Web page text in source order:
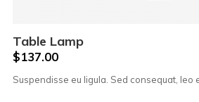
Table Lamp
$137.00
Suspendisse eu ligula. Sed consequat, leo